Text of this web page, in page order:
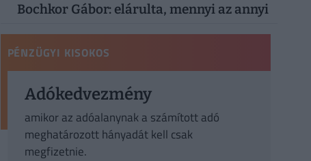
Bochkor Gábor: elárulta, mennyi az annyi
PÉNZÜGYI KISOKOS
Adókedvezmény
amikor az adóalanynak a számított adó
meghatározott hányadát kell csak
megfizetnie.